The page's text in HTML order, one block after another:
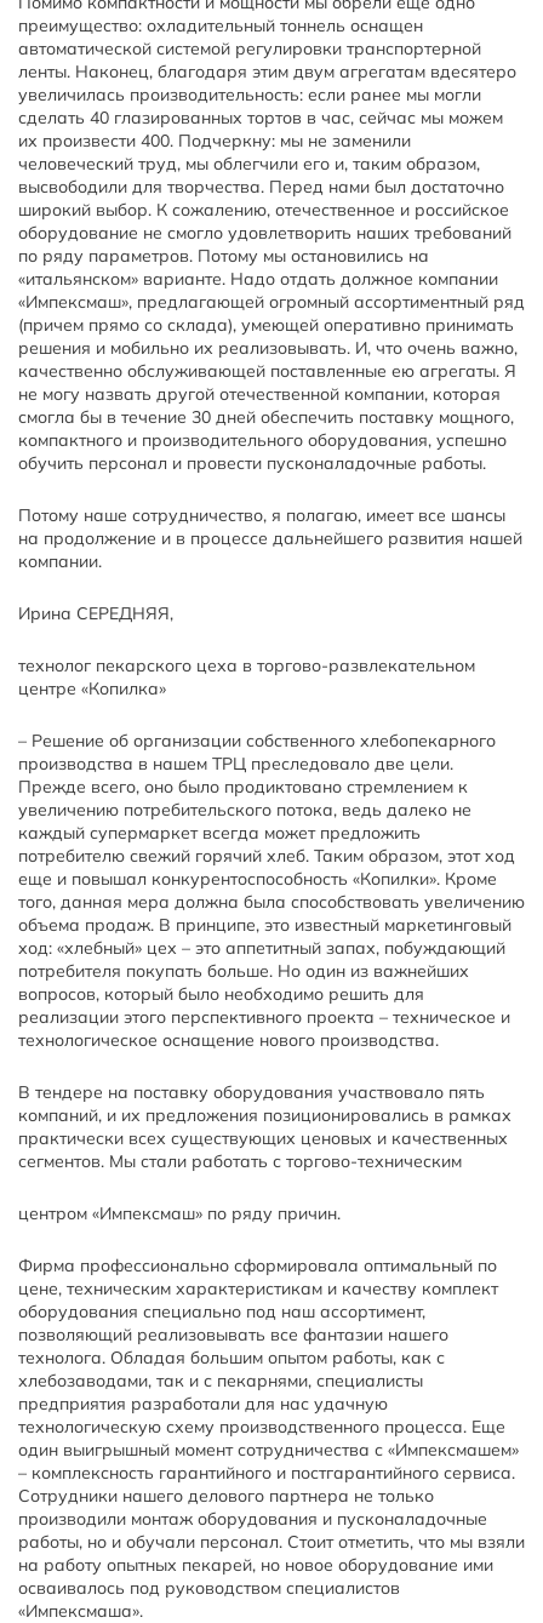
преимущество: охладительный тоннель оснащен
автоматической системой регулировки транспортерной
ленты. Наконец, благодаря этим двум агрегатам вдесятеро
увеличилась производительность: если ранее мы могли
сделать 40 глазированных тортов в час, сейчас мы можем
их произвести 400. Подчеркну: мы не заменили
человеческий труд, мы облегчили его и, таким образом,
высвободили для творчества. Перед нами был достаточно
широкий выбор. К сожалению, отечественное и российское
оборудование не смогло удовлетворить наших требований
по ряду параметров. Потому мы остановились на
«итальянском» варианте. Надо отдать должное компании
«Импексмаш», предлагающей огромный ассортиментный ряд
(причем прямо со склада), умеющей оперативно принимать
решения и мобильно их реализовывать. И, что очень важно,
качественно обслуживающей поставленные ею агрегаты. Я
не могу назвать другой отечественной компании, которая
смогла бы в течение 30 дней обеспечить поставку мощного,
компактного и производительного оборудования, успешно
обучить персонал и провести пусконаладочные работы.
Потому наше сотрудничество, я полагаю, имеет все шансы
на продолжение и в процессе дальнейшего развития нашей
компании.
Ирина СЕРЕДНЯЯ,
технолог пекарского цеха в торгово-развлекательном
центре «Копилка»
– Решение об организации собственного хлебопекарного
производства в нашем ТРЦ преследовало две цели.
Прежде всего, оно было продиктовано стремлением к
увеличению потребительского потока, ведь далеко не
каждый супермаркет всегда может предложить
потребителю свежий горячий хлеб. Таким образом, этот ход
еще и повышал конкурентоспособность «Копилки». Кроме
того, данная мера должна была способствовать увеличению
объема продаж. В принципе, это известный маркетинговый
ход: «хлебный» цех – это аппетитный запах, побуждающий
потребителя покупать больше. Но один из важнейших
вопросов, который было необходимо решить для
реализации этого перспективного проекта – техническое и
технологическое оснащение нового производства.
В тендере на поставку оборудования участвовало пять
компаний, и их предложения позиционировались в рамках
практически всех существующих ценовых и качественных
сегментов. Мы стали работать с торгово-техническим
центром «Импексмаш» по ряду причин.
Фирма профессионально сформировала оптимальный по
цене, техническим характеристикам и качеству комплект
оборудования специально под наш ассортимент,
позволяющий реализовывать все фантазии нашего
технолога. Обладая большим опытом работы, как с
хлебозаводами, так и с пекарнями, специалисты
предприятия разработали для нас удачную
технологическую схему производственного процесса. Еще
один выигрышный момент сотрудничества с «Импексмашем»
– комплексность гарантийного и постгарантийного сервиса.
Сотрудники нашего делового партнера не только
производили монтаж оборудования и пусконаладочные
работы, но и обучали персонал. Стоит отметить, что мы взяли
на работу опытных пекарей, но новое оборудование ими
осваивалось под руководством специалистов
«Импексмаша».